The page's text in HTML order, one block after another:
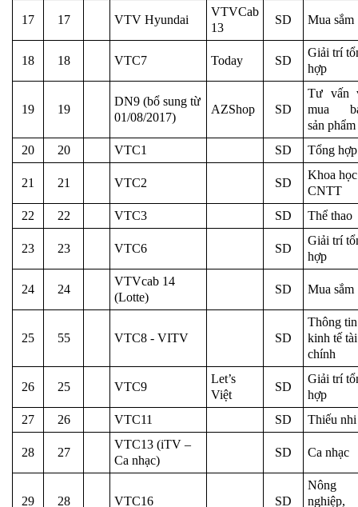
17 17 VTV Hyundai
VTVCab
13
SD Mua sắm
18 18 VTC7 Today SD
Giải trí
hợp
19 19
DN9 (bổ sung từ
01/08/2017)
AZShop SD
Tư vấn
mua
sản phẩm
20
20 VTC1 SD Tổng hợp
21 21 VTC2 SD
Khoa
CNTT
22
22 VTC3 SD Thể thao
23 23 VTC6 SD
Giải trí
hợp
24 24
VTVcab 14
(Lotte)
SD Mua sắm
25 55 VTC8 - VITV SD
Thông tin
kinh tế tài
chính
26 25 VTC9
Let’s
Việt
SD
Giải trí
hợp
27
26 VTC11 SD Thiếu nhi
28 27
VTC13 (iTV –
Ca nhạc)
SD Ca nhạc
29 28 VTC16 SD
Nông
nghiệp,